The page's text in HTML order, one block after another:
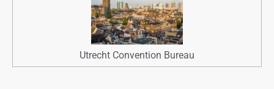
Utrecht Convention Bureau